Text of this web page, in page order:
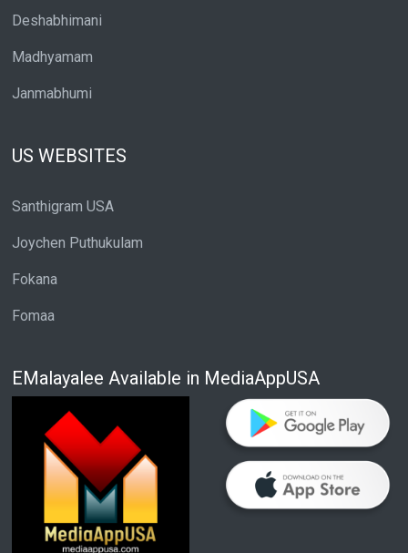
Deshabhimani
Madhyamam
Janmabhumi
US WEBSITES
Santhigram USA
Joychen Puthukulam
Fokana
Fomaa
EMalayalee Available in MediaAppUSA